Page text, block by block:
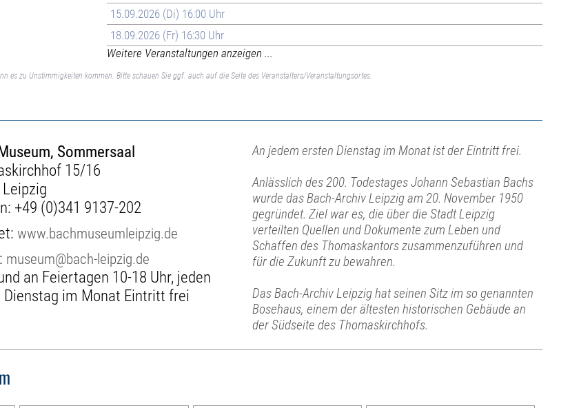
15.09.2026 (Di) 16:00 Uhr
18.09.2026 (Fr) 16:30 Uhr
Weitere Veranstaltungen anzeigen ...
zu Unstimmigkeiten kommen. Bitte schauen Sie ggf. auch auf die Seite des Veranstalters/Veranstaltungsortes.
Sommersaal
15/16
+49 (0)341 9137-202
www.bachmuseumleipzig.de
museum@bach-leipzig.de
an Feiertagen 10-18 Uhr, jeden
Dienstag im Monat Eintritt frei
An jedem ersten Dienstag im Monat ist der Eintritt frei.
Anlässlich des 200. Todestages Johann Sebastian Bachs
wurde das Bach-Archiv Leipzig am 20. November 1950
gegründet. Ziel war es, die über die Stadt Leipzig
verteilten Quellen und Dokumente zum Leben und
Schaffen des Thomaskantors zusammenzuführen und
für die Zukunft zu bewahren.
Das Bach-Archiv Leipzig hat seinen Sitz im so genannten
Bosehaus, einem der ältesten historischen Gebäude an
der Südseite des Thomaskirchhofs.